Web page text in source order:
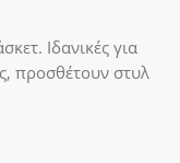
Ιδανικές για
προσθέτουν στυλ